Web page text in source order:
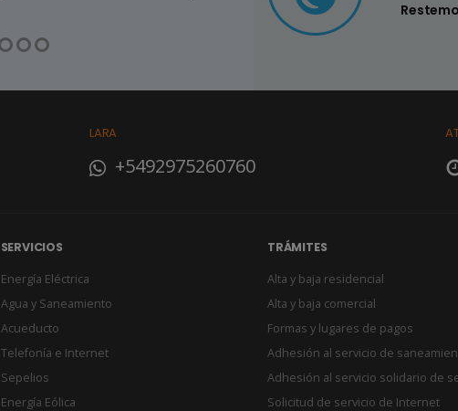
su hogar
LARA
+5492975260760
SERVICIOS
Energía Eléctrica
Agua y Saneamiento
Acueducto
Telefonía e Internet
Sepelios
Energía Eólica
TRÁMITES
Alta y baja residencial
Alta y baja comercial
Formas y lugares de pagos
Adhesión al servicio de
Adhesión al servicio solidario de
Solicitud de servicio de Internet